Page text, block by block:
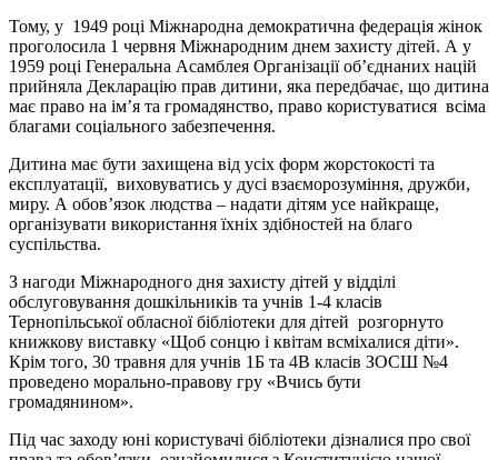
Тому, у 1949 році Міжнародна демократична федерація жінок
проголосила 1 червня Міжнародним днем захисту дітей. А у
1959 році Генеральна Асамблея Організації об’єднаних націй
прийняла Декларацію прав дитини, яка передбачає, що дитина
має право на ім’я та громадянство, право користуватися всіма
благами соціального забезпечення.
Дитина має бути захищена від усіх форм жорстокості та
експлуатації, виховуватись у дусі взаєморозуміння, дружби,
миру. А обов’язок людства – надати дітям усе найкраще,
організувати використання їхніх здібностей на благо
суспільства.
З нагоди Міжнародного дня захисту дітей у відділі
обслуговування дошкільників та учнів 1-4 класів
Тернопільської обласної бібліотеки для дітей розгорнуто
книжкову виставку «Щоб сонцю і квітам всміхалися діти».
Крім того, 30 травня для учнів 1Б та 4В класів ЗОСШ №4
проведено морально-правову гру «Вчись бути
громадянином».
Під час заходу юні користувачі бібліотеки дізналися про свої